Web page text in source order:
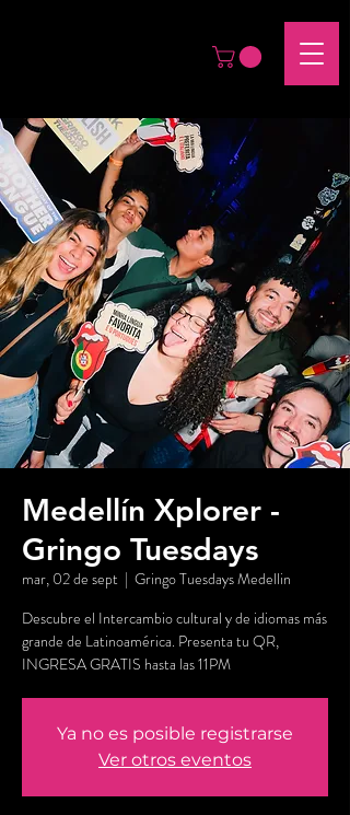
Medellín Xplorer -
Gringo Tuesdays
mar, 02 de sept
  |
Gringo Tuesdays Medellin
Descubre el Intercambio cultural y de idiomas más
grande de Latinoamérica. Presenta tu QR,
INGRESA GRATIS hasta las 11PM
Ya no es posible registrarse
Ver otros eventos